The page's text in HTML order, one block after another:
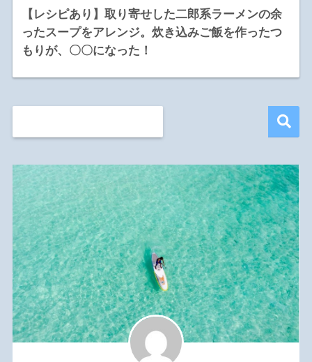
【レシピあり】取り寄せした二郎系ラーメンの余
ったスープをアレンジ。炊き込みご飯を作ったつ
もりが、〇〇になった！